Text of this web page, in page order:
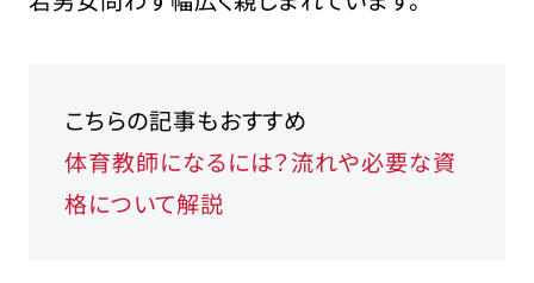
こちらの記事もおすすめ
体育教師になるには？流れや必要な資
格について解説